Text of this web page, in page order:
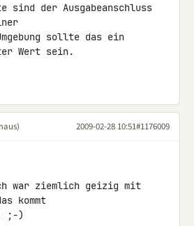
sind der Ausgabeanschluss
sollte das ein
Wert sein.
2009-02-28 10:51#1176009
war ziemlich geizig mit
kommt
;-)